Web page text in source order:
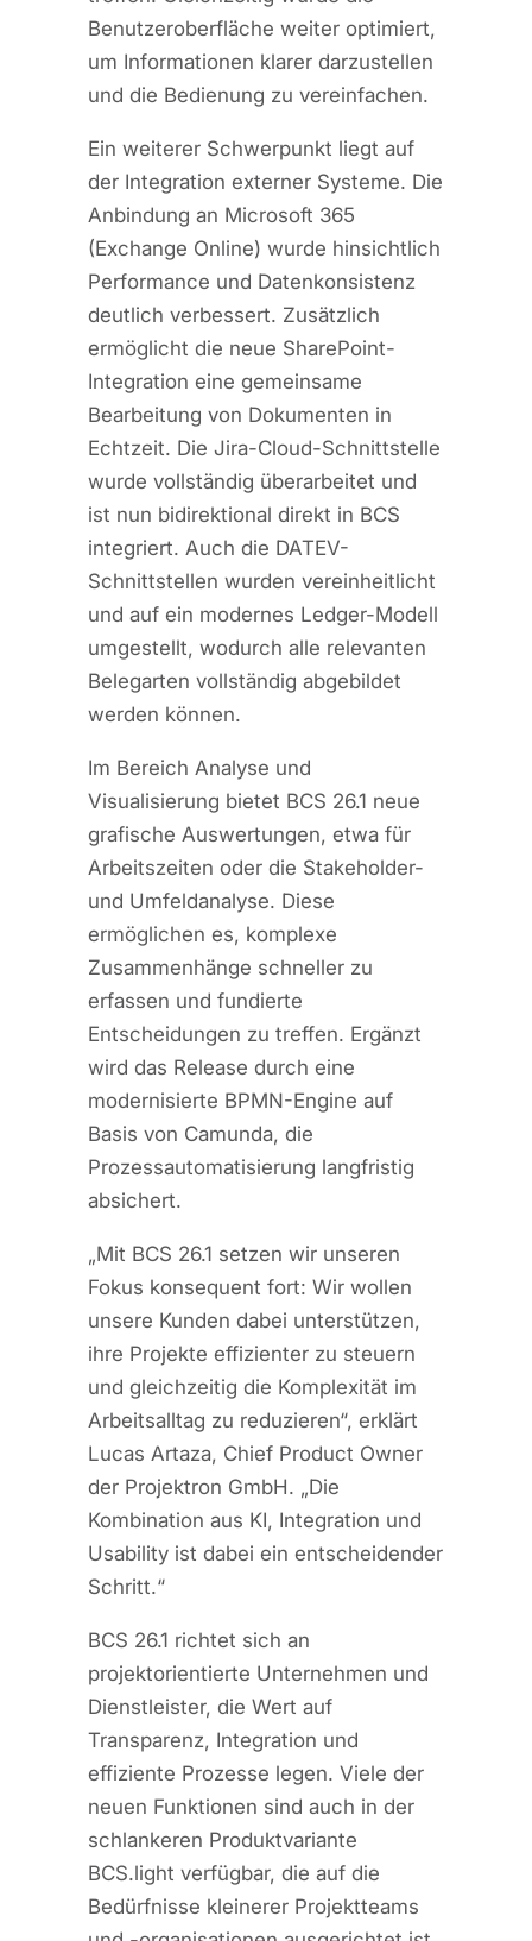
Benutzeroberfläche weiter optimiert,
um Informationen klarer darzustellen
und die Bedienung zu vereinfachen.
Ein weiterer Schwerpunkt liegt auf
der Integration externer Systeme. Die
Anbindung an Microsoft 365
(Exchange Online) wurde hinsichtlich
Performance und Datenkonsistenz
deutlich verbessert. Zusätzlich
ermöglicht die neue SharePoint-
Integration eine gemeinsame
Bearbeitung von Dokumenten in
Echtzeit. Die Jira-Cloud-Schnittstelle
wurde vollständig überarbeitet und
ist nun bidirektional direkt in BCS
integriert. Auch die DATEV-
Schnittstellen wurden vereinheitlicht
und auf ein modernes Ledger-Modell
umgestellt, wodurch alle relevanten
Belegarten vollständig abgebildet
werden können.
Im Bereich Analyse und
Visualisierung bietet BCS 26.1 neue
grafische Auswertungen, etwa für
Arbeitszeiten oder die Stakeholder-
und Umfeldanalyse. Diese
ermöglichen es, komplexe
Zusammenhänge schneller zu
erfassen und fundierte
Entscheidungen zu treffen. Ergänzt
wird das Release durch eine
modernisierte BPMN-Engine auf
Basis von Camunda, die
Prozessautomatisierung langfristig
absichert.
„Mit BCS 26.1 setzen wir unseren
Fokus konsequent fort: Wir wollen
unsere Kunden dabei unterstützen,
ihre Projekte effizienter zu steuern
und gleichzeitig die Komplexität im
Arbeitsalltag zu reduzieren“, erklärt
Lucas Artaza, Chief Product Owner
der Projektron GmbH. „Die
Kombination aus KI, Integration und
Usability ist dabei ein entscheidender
Schritt.“
BCS 26.1 richtet sich an
projektorientierte Unternehmen und
Dienstleister, die Wert auf
Transparenz, Integration und
effiziente Prozesse legen. Viele der
neuen Funktionen sind auch in der
schlankeren Produktvariante
BCS.light verfügbar, die auf die
Bedürfnisse kleinerer Projektteams